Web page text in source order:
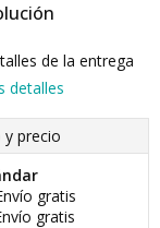
de la entrega
detalles
y precio
gratis
gratis